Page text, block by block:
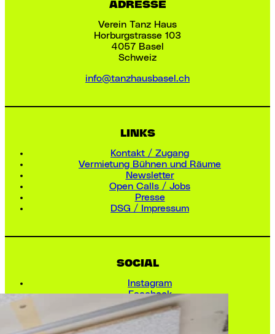
ADRESSE
Verein Tanz Haus
Horburgstrasse 103
4057 Basel
Schweiz
info@tanzhausbasel.ch
LINKS
Kontakt / Zugang
Vermietung Bühnen und Räume
Newsletter
Open Calls / Jobs
Presse
DSG / Impressum
SOCIAL
Instagram
Facebook
LinkedIn
Vimeo